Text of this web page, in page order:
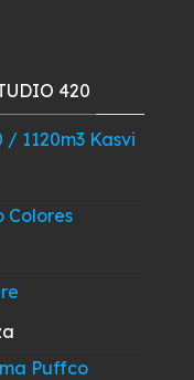
420
1120m3 Kasvi
Colores
Puffco